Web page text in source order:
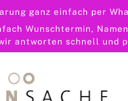
ganz einfach per
Wunschtermin,
antworten schnell und